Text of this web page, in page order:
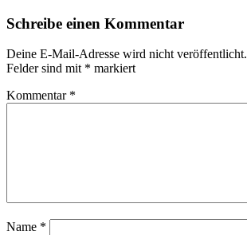
Schreibe einen Kommentar
Deine E-Mail-Adresse wird nicht veröffentlicht.
Felder sind mit * markiert
Kommentar *
Name *